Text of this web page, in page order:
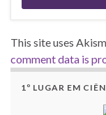
This site uses
comment data is
1º LUGAR EM